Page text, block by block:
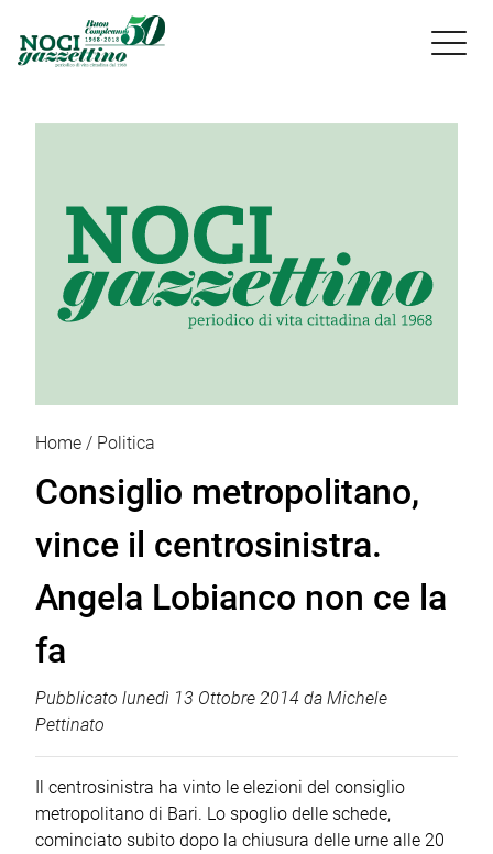

Home Politica
Consiglio metropolitano,
vince il centrosinistra.
Angela Lobianco non ce la
fa
Pubblicato lunedì 13 Ottobre 2014 da Michele
Pettinato
Il centrosinistra ha vinto le elezioni del consiglio
metropolitano di Bari. Lo spoglio delle schede,
cominciato subito dopo la chiusura delle urne alle 20